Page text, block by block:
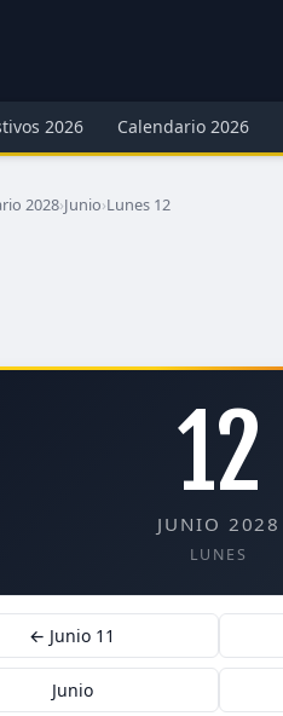
2026 Calendario 2026
2028›Junio›Lunes 12
12
JUNIO 2028
LUNES
← Junio 11
Junio